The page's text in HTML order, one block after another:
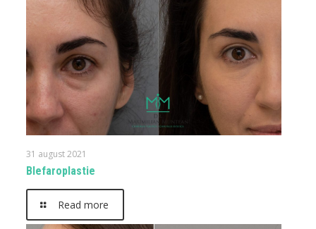
31 august 2021
Blefaroplastie
Read more